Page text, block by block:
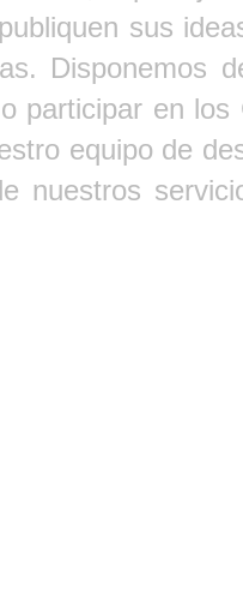
sus
Disponemos
participar en
equipo de
nuestros